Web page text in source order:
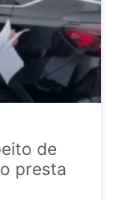
de
presta